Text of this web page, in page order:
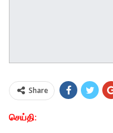
Share
செய்தி: